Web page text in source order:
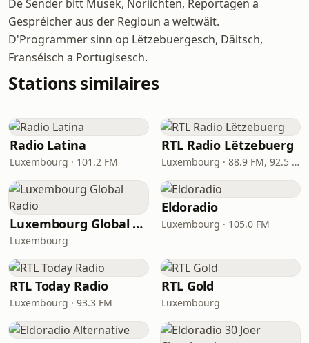
De Sender bitt Musek, Noriichten, Reportagen a
Gespréicher aus der Regioun a weltwäit.
D'Programmer sinn op Lëtzebuergesch, Däitsch,
Franséisch a Portugisesch.
Stations similaires
Radio Latina
Luxembourg · 101.2 FM
RTL Radio Lëtzebuerg
Luxembourg · 88.9 FM, 92.5 FM
Luxembourg Global Radio
Luxembourg
Eldoradio
Luxembourg · 105.0 FM
RTL Today Radio
Luxembourg · 93.3 FM
RTL Gold
Luxembourg